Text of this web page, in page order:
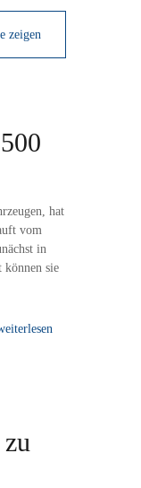
zeigen
hat
vom
in
können sie